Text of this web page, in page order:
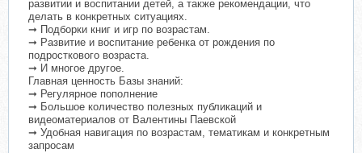
развитии и воспитании детей, а также рекомендации, что
делать в конкретных ситуациях.
➞ Подборки книг и игр по возрастам.
➞ Развитие и воспитание ребенка от рождения по
подросткового возраста.
➞ И многое другое.
Главная ценность Базы знаний:
➞ Регулярное пополнение
➞ Большое количество полезных публикаций и
видеоматериалов от Валентины Паевской
➞ Удобная навигация по возрастам, тематикам и конкретным
запросам